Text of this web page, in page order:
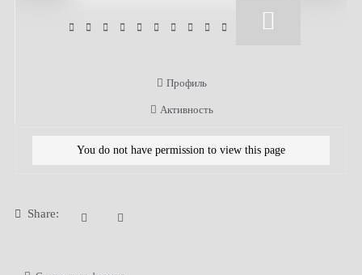
Профиль
Активность
You do not have permission to view this page
Share: